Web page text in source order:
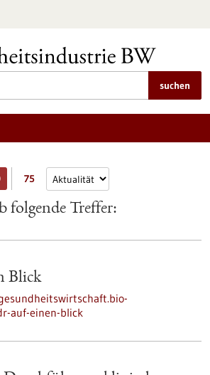
suchen
75
folgende Treffer:
Blick
auf-einen-blick